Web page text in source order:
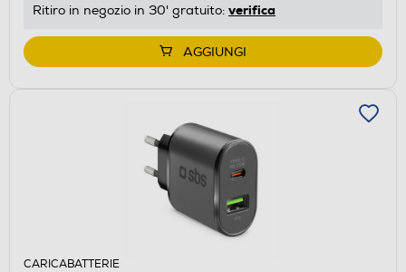
Ritiro in negozio in 30' gratuito: verifica
AGGIUNGI
CARICABATTERIE